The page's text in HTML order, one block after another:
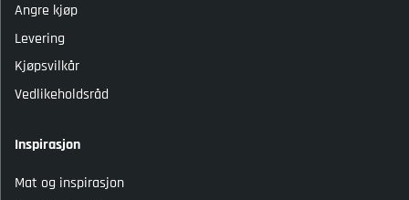
Angre kjøp
Levering
Kjøpsvilkår
Vedlikeholdsråd
Inspirasjon
Mat og inspirasjon